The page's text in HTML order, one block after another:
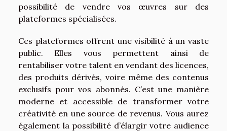
possibilité de vendre vos œuvres sur des
plateformes spécialisées.
Ces plateformes offrent une visibilité à un vaste
public. Elles vous permettent ainsi de
rentabiliser votre talent en vendant des licences,
des produits dérivés, voire même des contenus
exclusifs pour vos abonnés. C’est une manière
moderne et accessible de transformer votre
créativité en une source de revenus. Vous aurez
également la possibilité d’élargir votre audience